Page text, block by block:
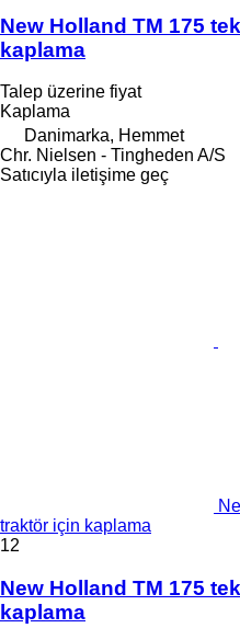
New Holland TM 175
kaplama
Talep üzerine fiyat
Kaplama
Danimarka, Hemmet
Chr. Nielsen - Tingheden A/S
Satıcıyla iletişime geç
traktör için kaplama
12
New Holland TM 175
kaplama